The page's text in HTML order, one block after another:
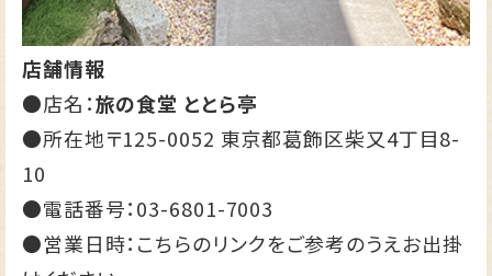
店舗情報
●店名：旅の食堂 ととら亭
●所在地〒125-0052 東京都葛飾区柴又4丁目8-
10
●電話番号：03-6801-7003
●営業日時： こちらのリンクをご参考のうえお出掛